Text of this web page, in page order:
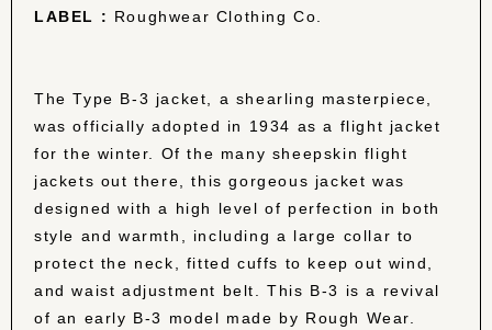
LABEL : Roughwear Clothing Co.
The Type B-3 jacket, a shearling masterpiece,
was officially adopted in 1934 as a flight jacket
for the winter. Of the many sheepskin flight
jackets out there, this gorgeous jacket was
designed with a high level of perfection in both
style and warmth, including a large collar to
protect the neck, fitted cuffs to keep out wind,
and waist adjustment belt. This B-3 is a revival
of an early B-3 model made by Rough Wear.